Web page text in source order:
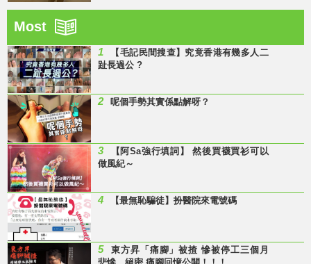
Most
1
【毛記民間搜查】究竟香港有幾多人二
趾長過公 ?
2 呢個手勢其實係點解呀？
3
【阿Sa強行填詞】 然後買襪買衫可以
做風紀～
4 【最無恥騙徒】扮醫院來電號碼
5
東方昇「痛腳」被揸 慘被停工三個月